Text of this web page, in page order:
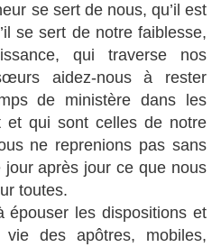
se sert de nous, qu’il est
se sert de notre faiblesse,
qui traverse nos
aidez-nous à rester
de ministère dans les
et qui sont celles de notre
ne reprenions pas sans
après jour ce que nous
toutes.
épouser les dispositions et
des apôtres, mobiles,